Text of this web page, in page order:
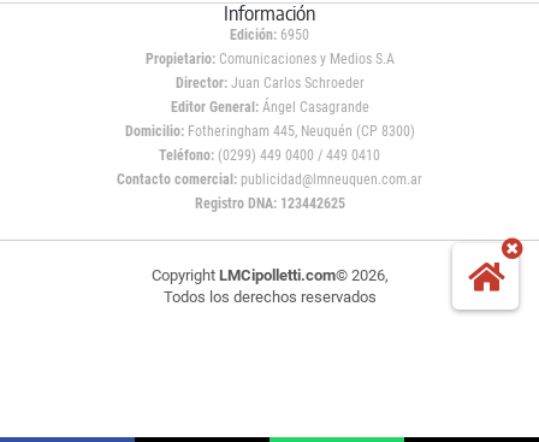
Información
Edición: 6950
Propietario:Comunicaciones y Medios S.A
Director: Juan Carlos Schroeder
Editor General:Ángel Casagrande
Domicilio:Fotheringham 445, Neuquén (CP 8300)
Teléfono: (0299) 449 0400 / 449 0410
Contacto comercial: publicidad@lmneuquen.com.ar
Registro DNA: 123442625
Copyright LMCipolletti.com© 2026,
Todos los derechos reservados